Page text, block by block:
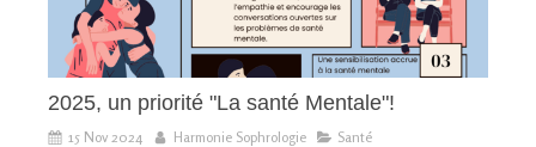
2025, un priorité "La santé Mentale"!
15 Nov 2024 Harmonie Sophrologie Santé